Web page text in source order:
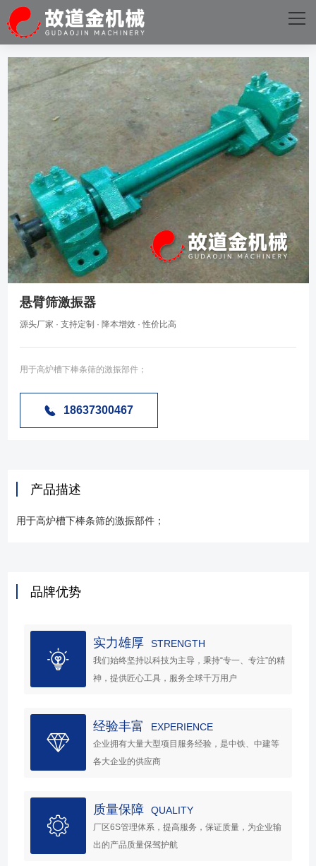
网站首页
主营产品
成功案例
D体育·电子（中国）官方网站
新闻资讯
D体育·电子（中国）官方网站
悬臂筛激振器
源头厂家 · 支持定制 · 降本增效 · 性价比高
用于高炉槽下棒条筛的激振部件；
18637300467
产品描述
用于高炉槽下棒条筛的激振部件；
品牌优势
实力雄厚 STRENGTH
我们始终坚持以科技为主导，秉持“专一、专注”的精
神，提供匠心工具，服务全球千万用户
经验丰富 EXPERIENCE
企业拥有大量大型项目服务经验，是中铁、中建等
各大企业的供应商
质量保障 QUALITY
厂区6S管理体系，提高服务，保证质量，为企业输
出的产品质量保驾护航